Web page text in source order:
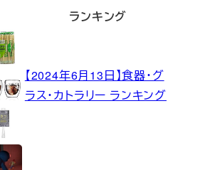
ランキング
【2024年6月13日】食器・グ
ラス・カトラリー ランキング